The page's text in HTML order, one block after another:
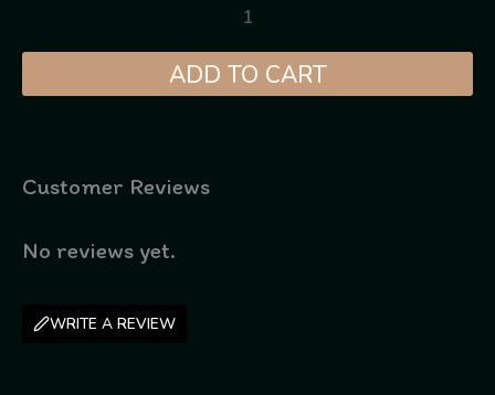
ADD TO CART
Customer Reviews
No reviews yet.
WRITE A REVIEW